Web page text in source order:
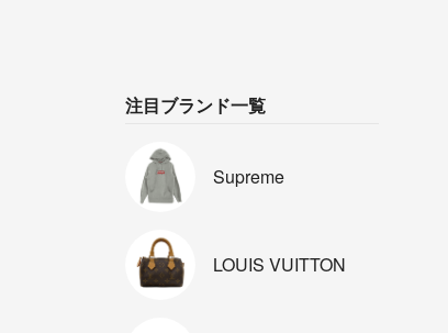
注目ブランド一覧
Supreme
LOUIS VUITTON